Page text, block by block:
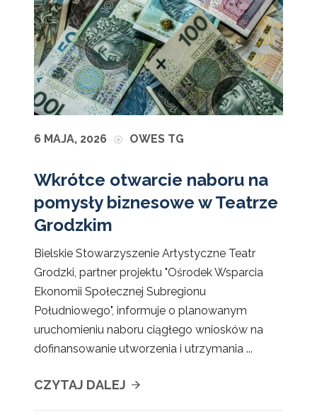
6 MAJA, 2026 OWES TG
Wkrótce otwarcie naboru na
pomysły biznesowe w Teatrze
Grodzkim
Bielskie Stowarzyszenie Artystyczne Teatr
Grodzki, partner projektu "Ośrodek Wsparcia
Ekonomii Społecznej Subregionu
Południowego", informuje o planowanym
uruchomieniu naboru ciągłego wniosków na
dofinansowanie utworzenia i utrzymania ...
CZYTAJ DALEJ